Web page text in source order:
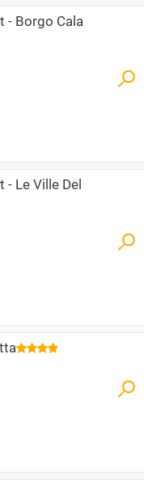
- Borgo Cala
Le Ville Del